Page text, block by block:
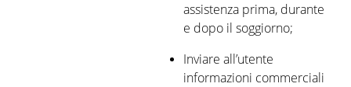
assistenza prima, durante
e dopo il soggiorno;
Inviare all’utente
informazioni commerciali